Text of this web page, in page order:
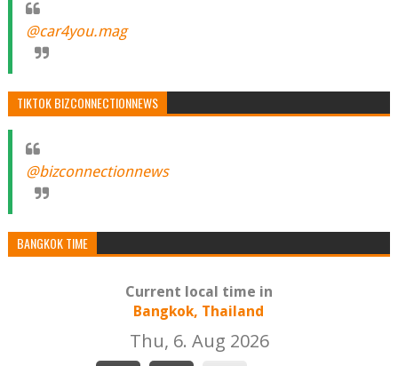
@car4you.mag
TIKTOK BIZCONNECTIONNEWS
@bizconnectionnews
BANGKOK TIME
Current local time in
Bangkok, Thailand